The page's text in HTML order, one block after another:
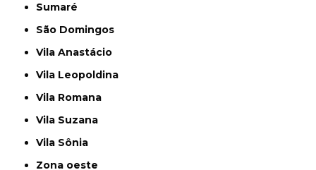
Sumaré
São Domingos
Vila Anastácio
Vila Leopoldina
Vila Romana
Vila Suzana
Vila Sônia
Zona oeste